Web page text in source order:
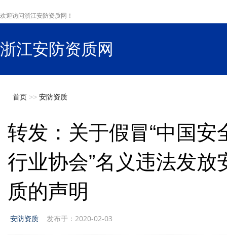
欢迎访问浙江安防资质网！
浙江安防资质网
首页 >> 安防资质
转发：关于假冒“中国安
行业协会”名义违法发放
质的声明
安防资质 发布于：2020-02-03